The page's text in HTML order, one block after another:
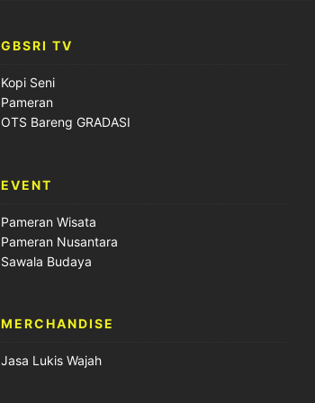
GBSRI TV
Kopi Seni
Pameran
OTS Bareng GRADASI
EVENT
Pameran Wisata
Pameran Nusantara
Sawala Budaya
MERCHANDISE
Jasa Lukis Wajah